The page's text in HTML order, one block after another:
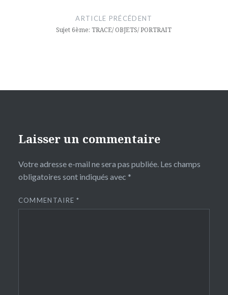
ARTICLE PRÉCÉDENT
Sujet 6ème: TRACE/ OBJETS/ PORTRAIT
Laisser un commentaire
Votre adresse e-mail ne sera pas publiée. Les champs
obligatoires sont indiqués avec *
COMMENTAIRE*